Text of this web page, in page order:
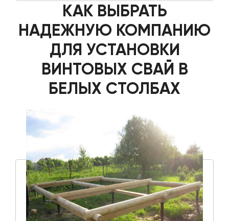
КАК ВЫБРАТЬ
НАДЕЖНУЮ КОМПАНИЮ
ДЛЯ УСТАНОВКИ
ВИНТОВЫХ СВАЙ В
БЕЛЫХ СТОЛБАХ